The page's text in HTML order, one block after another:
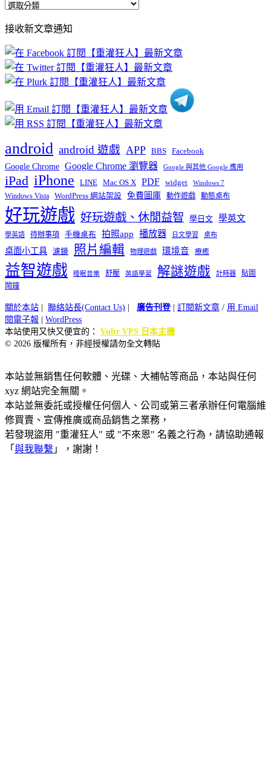
全
文
章
分
類
接收新文章通知
android android 遊戲 APP BBS Facebook
Google Chrome Google Chrome 瀏覽器 Google 與其他 Google 應用
iPad iPhone LINE Mac OS X PDF widget Windows 7
Windows Vista WordPress 網站架設 免費圖庫 動作遊戲 動態桌布
好玩遊戲 好玩遊戲、休閒益智 學日文 學英文
學英語 待辦事項 手機桌布 拍照app 播放器 日文學習 桌布
桌面小工具 濾鏡 照片編輯 物理遊戲 環境音 療癒
益智遊戲 睡眠音樂 舒壓 英語學習 解謎遊戲 計時器
貼圖
鬧鐘
關於本站 聯絡站長(Contact Us) 廣告刊登| 訂閱新文章 / 用 Email
閱電子報
WordPress
本站使用又快又便宜的： Vultr VPS 日本主機
© 2026 版權所有，非經授權請勿全文轉貼
本站並無銷售任何軟體、光碟、大補帖等商品，本站與任何
xyz 網站完全無關。
本站並無委託或授權任何個人、公司或第三者承辦任何電腦維
修買賣、宣傳推廣或商品銷售之業務，
若發現盜用 "重灌狂人" 或 "不來恩" 名義之行為，請協助通報
「 與我聯繫 」，謝謝！